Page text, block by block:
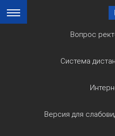
Вопрос
Система
Версия для